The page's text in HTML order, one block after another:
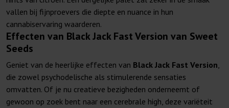
vallen bij fijnproevers die diepte en nuance in hun
cannabiservaring waarderen.
Effecten van Black Jack Fast Version van Sweet
Seeds
Geniet van de heerlijke effecten van Black Jack Fast Version,
die zowel psychodelische als stimulerende sensaties
omvatten. Of je nu creatieve bezigheden onderneemt of
gewoon op zoek bent naar een cerebrale high, deze variëteit